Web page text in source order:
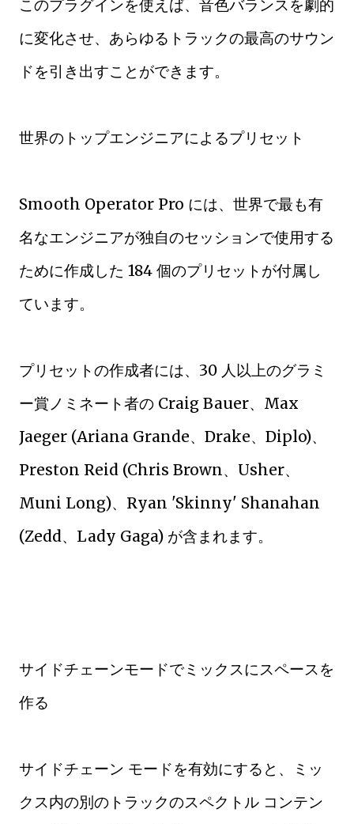
このプラグインを使えば、音色バランスを劇的
に変化させ、あらゆるトラックの最高のサウン
ドを引き出すことができます。
世界のトップエンジニアによるプリセット
Smooth Operator Pro には、世界で最も有
名なエンジニアが独自のセッションで使用する
ために作成した 184 個のプリセットが付属し
ています。
プリセットの作成者には、30 人以上のグラミ
ー賞ノミネート者の Craig Bauer、Max
Jaeger (Ariana Grande、Drake、Diplo)、
Preston Reid (Chris Brown、Usher、
Muni Long)、Ryan 'Skinny' Shanahan
(Zedd、Lady Gaga) が含まれます。
サイドチェーンモードでミックスにスペースを
作る
サイドチェーン モードを有効にすると、ミッ
クス内の別のトラックのスペクトル コンテン